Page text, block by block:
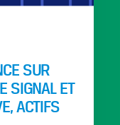
SUR
SIGNAL ET
ACTIFS